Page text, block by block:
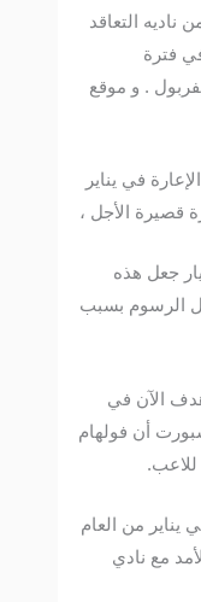
ناديه التعاقد
فترة
. و موقع
في يناير
قصيرة الأجل ،
جعل هذه
الرسوم بسبب
20 عامًا هو هدف الآن في
أن فولهام
للاعب.
يناير من العام
مع نادي